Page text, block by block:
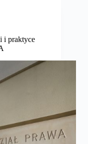
i praktyce